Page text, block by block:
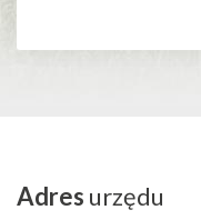
Adres urzędu